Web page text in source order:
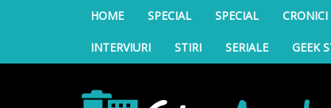
HOME SPECIAL SPECIAL
INTERVIURI STIRI SERIALE GEEK